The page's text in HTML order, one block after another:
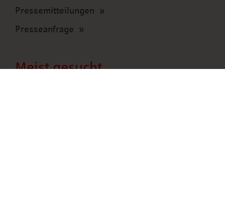
Pressemitteilungen
Presseanfrage
Meist gesucht